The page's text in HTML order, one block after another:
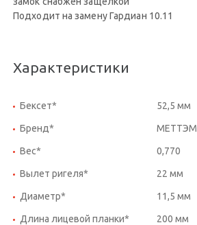
Подходит на замену Гардиан 10.11
Характеристики
Бексет* 52,5 мм
Бренд* МЕТТЭМ
Вес* 0,770
Вылет ригеля* 22 мм
Диаметр* 11,5 мм
Длина лицевой планки* 200 мм